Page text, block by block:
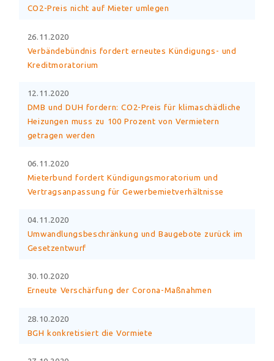
CO2-Preis nicht auf Mieter umlegen
26.11.2020
Verbändebündnis fordert erneutes Kündigungs- und
Kreditmoratorium
12.11.2020
DMB und DUH fordern: CO2-Preis für klimaschädliche
Heizungen muss zu 100 Prozent von Vermietern
getragen werden
06.11.2020
Mieterbund fordert Kündigungsmoratorium und
Vertragsanpassung für Gewerbemietverhältnisse
04.11.2020
Umwandlungsbeschränkung und Baugebote zurück im
Gesetzentwurf
30.10.2020
Erneute Verschärfung der Corona-Maßnahmen
28.10.2020
BGH konkretisiert die Vormiete